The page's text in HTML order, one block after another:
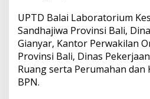
UPTD Balai Laboratorium
Sandhajiwa Provinsi Bali,
Gianyar, Kantor Perwakilan
Provinsi Bali, Dinas
Ruang serta Perumahan dan
BPN.